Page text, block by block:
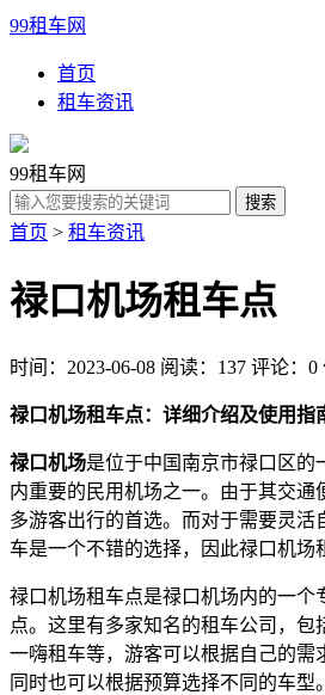
99租车网
首页
租车资讯
99租车网
首页 > 租车资讯
禄口机场租车点
时间：2023-06-08 阅读：137 评论：0
禄口机场租车点：详细介绍及使用指
禄口机场是位于中国南京市禄口区的
内重要的民用机场之一。由于其交通
多游客出行的首选。而对于需要灵活
车是一个不错的选择，因此禄口机场
禄口机场租车点是禄口机场内的一个
点。这里有多家知名的租车公司，包
一嗨租车等，游客可以根据自己的需
同时也可以根据预算选择不同的车型。